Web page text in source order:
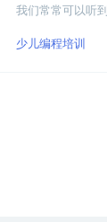
我们常常可以听
要的目的。
少儿编程培训